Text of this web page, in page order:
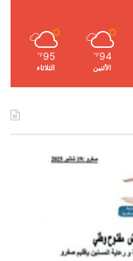
94
℉
الأثنين
95
℉
الثلاثاء